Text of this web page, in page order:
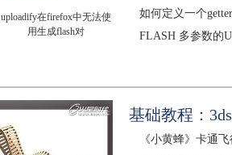
uploadify在firefox中无法使
用生成flash对
如何定义一个
FLASH 多参数的
基础教程：
《小黄蜂》卡通